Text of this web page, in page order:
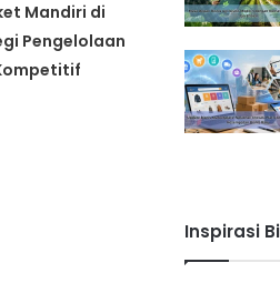
Mandiri di
Pengelolaan
Inspirasi